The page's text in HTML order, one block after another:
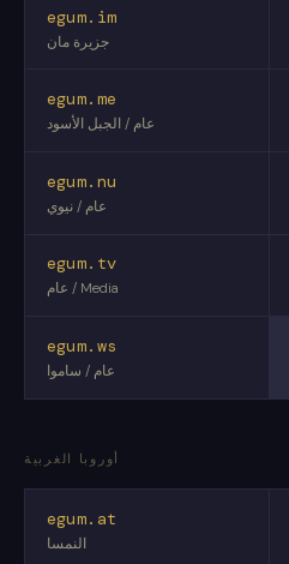
egum.im
جزيرة مان
egum.me
عام / الجبل الأسود
egum.nu
عام / نيوي
egum.tv
عام / Media
egum.ws
عام / ساموا
أوروبا الغربية
egum.at
النمسا